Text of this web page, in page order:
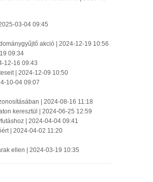
03-04 09:45
akció | 2024-12-19 10:56
09:34
12-16 09:43
| 2024-12-09 10:50
10-04 09:07
| 2024-08-16 11:18
keresztül | 2024-06-25 12:59
| 2024-04-04 09:41
| 2024-04-02 11:20
ellen | 2024-03-19 10:35